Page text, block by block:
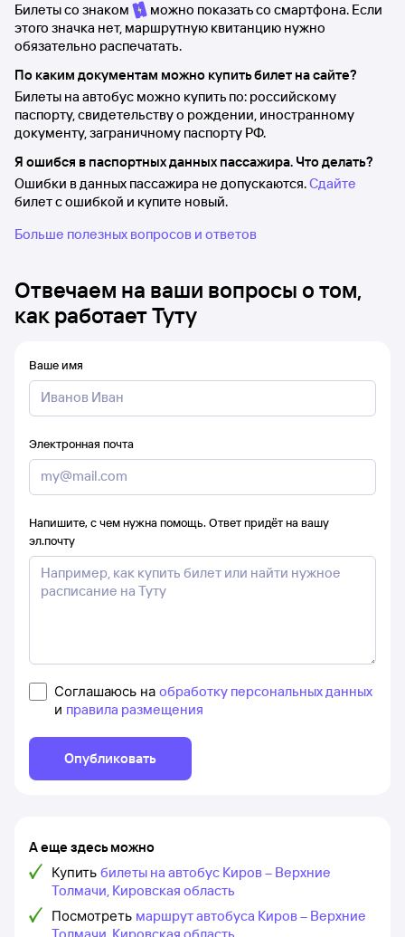
Билеты со знаком
можно показать со смартфона. Если
этого значка нет, маршрутную квитанцию нужно
обязательно распечатать.
По каким документам можно купить билет на сайте?
Билеты на автобус можно купить по: российскому
паспорту, свидетельству о рождении, иностранному
документу, заграничному паспорту РФ.
Я ошибся в паспортных данных пассажира. Что делать?
Ошибки в данных пассажира не допускаются.Сдайте
билет с ошибкой и купите новый.
Больше полезных вопросов и ответов
Отвечаем на ваши вопросы о том,
как работает Туту
Ваше имя
Электронная почта
Напишите, с чем нужна помощь. Ответ придёт на вашу
эл.почту
Соглашаюсь на обработку персональных данных
и правила размещения
Опубликовать
А еще здесь можно
Купить билеты на автобус Киров – Верхние
Толмачи, Кировская область
Посмотреть маршрут автобуса Киров – Верхние